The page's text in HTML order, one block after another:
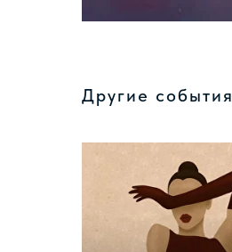
Другие события